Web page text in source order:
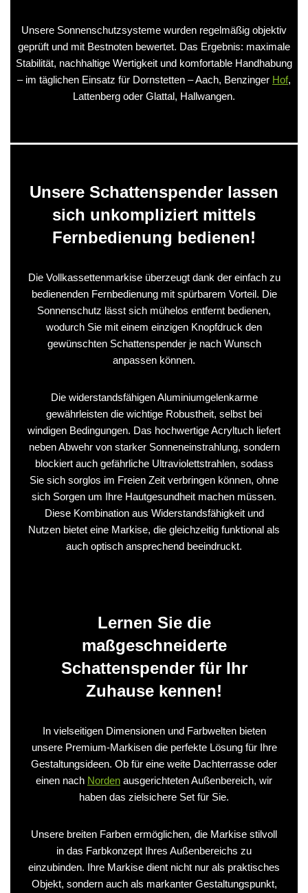
Unsere Sonnenschutzsysteme wurden regelmäßig objektiv
geprüft und mit Bestnoten bewertet. Das Ergebnis: maximale
Stabilität, nachhaltige Wertigkeit und komfortable Handhabung
– im täglichen Einsatz für Dornstetten – Aach, Benzinger Hof,
Lattenberg oder Glattal, Hallwangen.
Unsere Schattenspender lassen
sich unkompliziert mittels
Fernbedienung bedienen!
Die Vollkassettenmarkise überzeugt dank der einfach zu
bedienenden Fernbedienung mit spürbarem Vorteil. Die
Sonnenschutz lässt sich mühelos entfernt bedienen,
wodurch Sie mit einem einzigen Knopfdruck den
gewünschten Schattenspender je nach Wunsch
anpassen können.
Die widerstandsfähigen Aluminiumgelenkarme
gewährleisten die wichtige Robustheit, selbst bei
windigen Bedingungen. Das hochwertige Acryltuch liefert
neben Abwehr von starker Sonneneinstrahlung, sondern
blockiert auch gefährliche Ultraviolettstrahlen, sodass
Sie sich sorglos im Freien Zeit verbringen können, ohne
sich Sorgen um Ihre Hautgesundheit machen müssen.
Diese Kombination aus Widerstandsfähigkeit und
Nutzen bietet eine Markise, die gleichzeitig funktional als
auch optisch ansprechend beeindruckt.
Lernen Sie die
maßgeschneiderte
Schattenspender für Ihr
Zuhause kennen!
In vielseitigen Dimensionen und Farbwelten bieten
unsere Premium-Markisen die perfekte Lösung für Ihre
Gestaltungsideen. Ob für eine weite Dachterrasse oder
einen nach Norden ausgerichteten Außenbereich, wir
haben das zielsichere Set für Sie.
Unsere breiten Farben ermöglichen, die Markise stilvoll
in das Farbkonzept Ihres Außenbereichs zu
einzubinden. Ihre Markise dient nicht nur als praktisches
Objekt, sondern auch als markanter Gestaltungspunkt,